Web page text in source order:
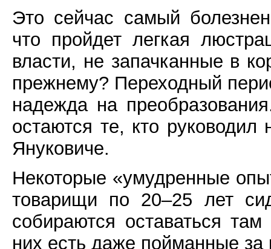
Это сейчас самый
что пройдет легкая
власти, не запачканные в
прежнему? Переходный
надежда на
остаются те, кто
Януковиче.
Некоторые «умудренные
товарищи по 20–25 лет
собираются оставаться
них есть даже пойманные за